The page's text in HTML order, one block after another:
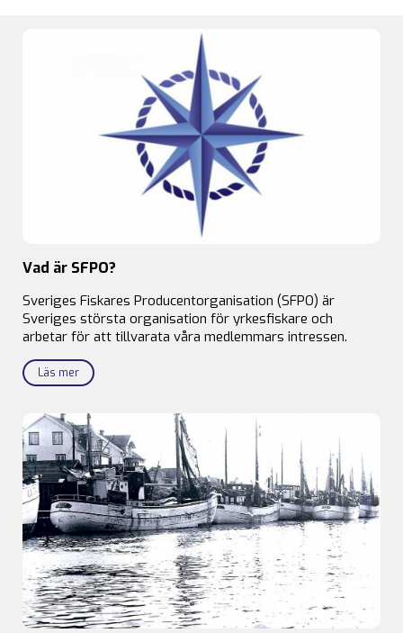
Vad är SFPO?
Sveriges Fiskares Producentorganisation (SFPO) är
Sveriges största organisation för yrkesfiskare och
arbetar för att tillvarata våra medlemmars intressen.
Läs mer